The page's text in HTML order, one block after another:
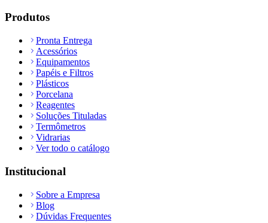
Produtos
Pronta Entrega
Acessórios
Equipamentos
Papéis e Filtros
Plásticos
Porcelana
Reagentes
Soluções Tituladas
Termômetros
Vidrarias
Ver todo o catálogo
Institucional
Sobre a Empresa
Blog
Dúvidas Frequentes